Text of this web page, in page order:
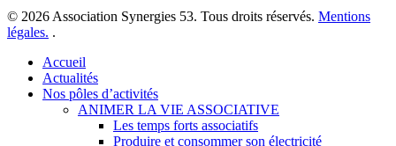
© 2026 Association Synergies 53. Tous droits réservés. Mentions
légales. .
Close
Menu
Accueil
Actualités
Nos pôles d’activités
ANIMER LA VIE ASSOCIATIVE
Les temps forts associatifs
Produire et consommer son électricité